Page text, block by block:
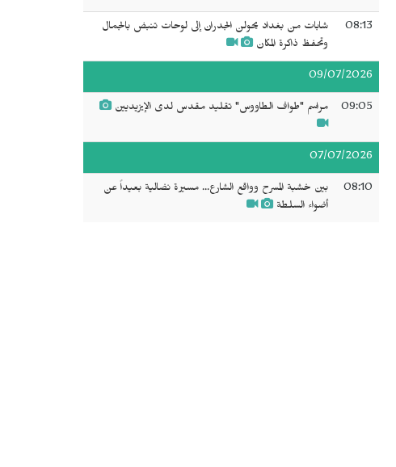
08:13
شابات من بغداد يحولن الجدران إلى لوحات تنبض بالجمال
وتحفظ ذاكرة المكان
09/07/2026
09:05 مراسم "طواف الطاووس" تقليد مقدس لدى الإيزيديين
07/07/2026
08:10
بين خشبة المسرح وواقع الشارع... مسيرة نضالية بعيداً عن
أضواء السلطة